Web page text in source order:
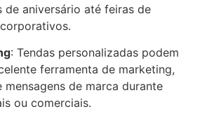
de aniversário até feiras de
: Tendas personalizadas podem
ferramenta de marketing,
de marca durante
ou comerciais.